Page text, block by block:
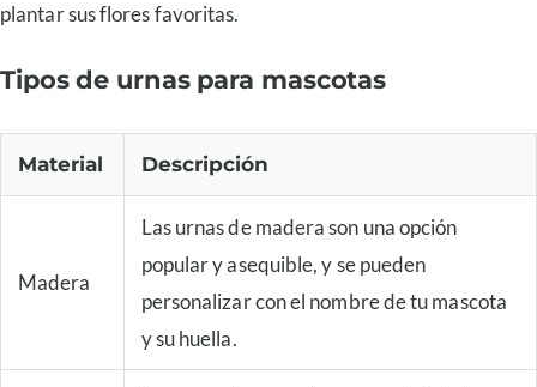
plantar sus flores favoritas.
Tipos de urnas para mascotas
Material Descripción
Madera
Las urnas de madera son una opción
popular y asequible, y se pueden
personalizar con el nombre de tu mascota
y su huella.